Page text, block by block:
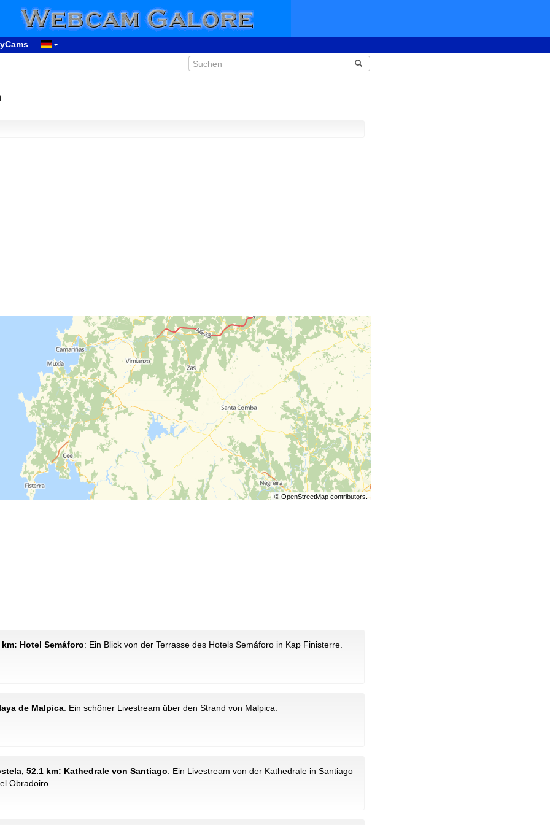
© OpenStreetMapcontributors.
Hotel Semáforo: Ein Blick von der Terrasse des Hotels Semáforo in Kap Finisterre.
de Malpica: Ein schöner Livestream über den Strand von Malpica.
52.1 km: Kathedrale von Santiago: Ein Livestream von der Kathedrale in Santiago
Obradoiro.